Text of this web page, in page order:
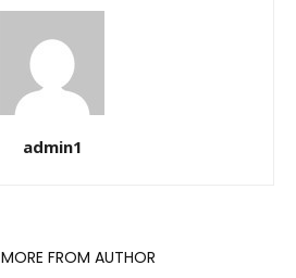
admin1
MORE FROM AUTHOR